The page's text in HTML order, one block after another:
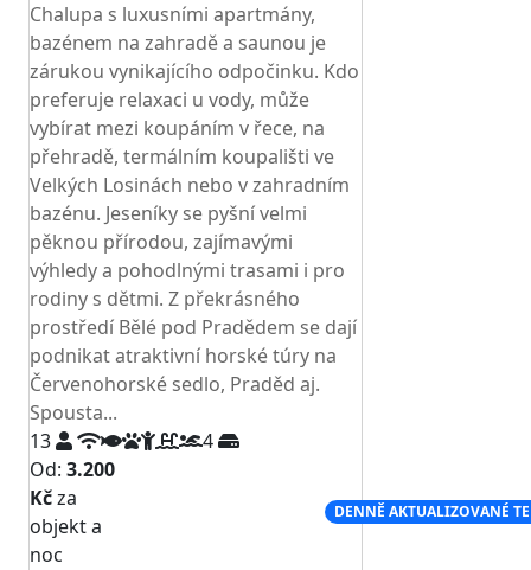
Chalupa s luxusními apartmány,
bazénem na zahradě a saunou je
zárukou vynikajícího odpočinku. Kdo
preferuje relaxaci u vody, může
vybírat mezi koupáním v řece, na
přehradě, termálním koupališti ve
Velkých Losinách nebo v zahradním
bazénu. Jeseníky se pyšní velmi
pěknou přírodou, zajímavými
výhledy a pohodlnými trasami i pro
rodiny s dětmi. Z překrásného
prostředí Bělé pod Pradědem se dají
podnikat atraktivní horské túry na
Červenohorské sedlo, Praděd aj.
Spousta...
13
4
Od: 3.200
Kčza
objekt a
noc
DENNĚ AKTUALIZOVANÉ